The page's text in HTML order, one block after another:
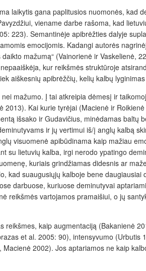
laikytis gana paplitusios nuomonės, kad
viename darbe rašoma, kad
223). Semantinėje apibrėžties dalyje
emocijomis. Kadangi autorės
mažumą“ (Vainorienė ir Vaskelienė,
kur reikšmės struktūroje
aiškesnių apibrėžčių, kelių kalbų
mažumo. Į tai atkreipia dėmesį ir
Kai kurie tyrėjai (Macienė ir
išsako ir Gudavičius, minėdamas baltų
ir jų vertimui iš/į anglų kalbą
visuomenė apibūdinama kaip mažiau
lietuvių kalba, irgi nerodo ypatingo
kuriais grindžiamas didesnis ar
suaugusiųjų kalboje bene
darbuose, kuriuose deminutyvai
vartojamos pramaišiui, o jų
kaip augmentaciją (Bakanienė
et al. 2005: 90), intensyvumo
2002). Jos aptariamos ne kaip